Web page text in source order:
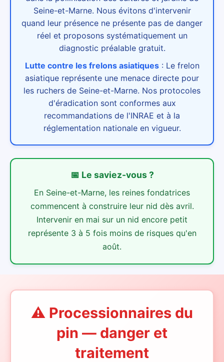
Seine-et-Marne. Nous évitons d'intervenir
quand leur présence ne présente pas de danger
réel et proposons systématiquement un
diagnostic préalable gratuit.
Lutte contre les frelons asiatiques : Le frelon
asiatique représente une menace directe pour
les ruchers de Seine-et-Marne. Nos protocoles
d'éradication sont conformes aux
recommandations de l'INRAE et à la
réglementation nationale en vigueur.
📅 Le saviez-vous ?
En Seine-et-Marne, les reines fondatrices
commencent à construire leur nid dès avril.
Intervenir en mai sur un nid encore petit
représente 3 à 5 fois moins de risques qu'en
août.
⚠️ Processionnaires du
pin — danger et
traitement